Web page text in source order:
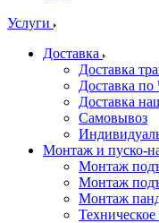
Услуги
Доставка
Доставка
Доставка по
Доставка
Самовывоз
Монтаж и пуско-
Монтаж
Монтаж
Монтаж
Техническое